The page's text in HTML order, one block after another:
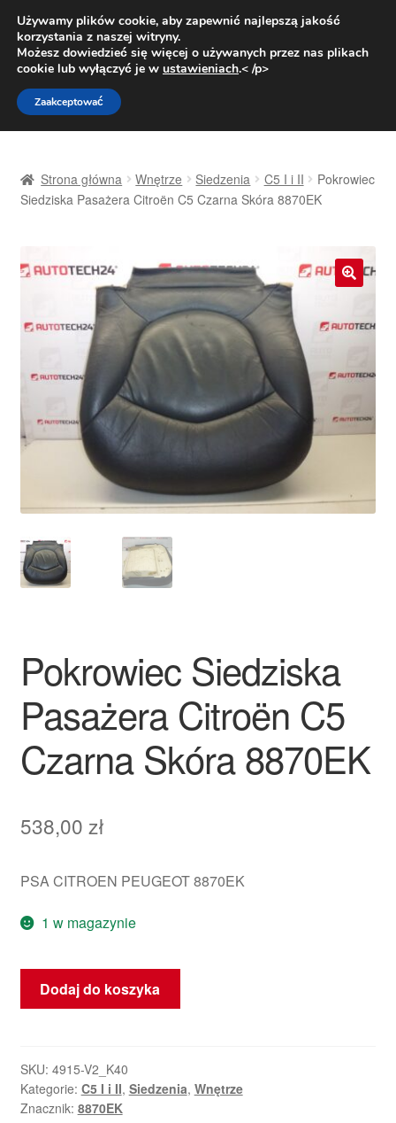
DOSTAWA od 31 zł
Pn.-pt. 9:00-16:00800 003 167
Przejdź
do
nawigacji
Przejdź
do
treści
Dostawa
Moje konto
O nas
Płatności
Polityka prywatności
Skarga
Zamówienia
Zasady i warunki
Strona główna Wnętrze Siedzenia C5 I i II
Pokrowiec
Siedziska Pasażera Citroën C5 Czarna Skóra 8870EK
Pokrowiec Siedziska
Pasażera Citroën C5
Czarna Skóra 8870EK
538,00 zł
PSA CITROEN PEUGEOT 8870EK
1 w magazynie
ilość
Pokrowiec
Citroën
C5
Czarna
Dodaj do koszyka
SKU: 4915-V2_K40
Kategorie: C5 I i II, Siedzenia, Wnętrze
Znacznik: 8870EK
Używamy plików cookie, aby zapewnić najlepszą jakość
korzystania z naszej witryny.
Możesz dowiedzieć się więcej o używanych przez nas plikach
cookie lub wyłączyć je w ustawieniach.< /p>
Zaakceptować